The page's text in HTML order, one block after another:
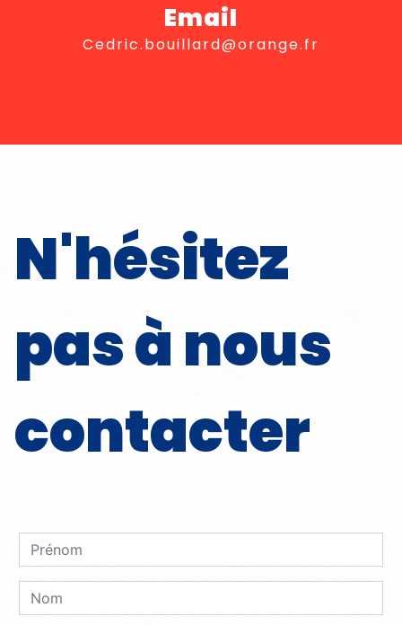
Email
cedric.bouillard@orange.fr
N'hésitez
pas à nous
contacter